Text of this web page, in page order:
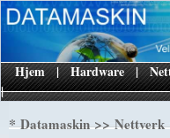
|
Hjem | Hardware |
*Datamaskin>>Nettverk